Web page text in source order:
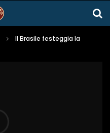
Il Brasile festeggia la